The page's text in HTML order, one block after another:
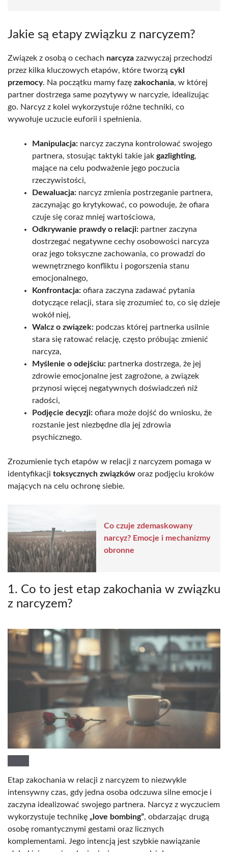
Jakie są etapy związku z narcyzem?
Związek z osobą o cechach narcyza zazwyczaj przechodzi
przez kilka kluczowych etapów, które tworzą cykl
przemocy. Na początku mamy fazę zakochania, w której
partner dostrzega same pozytywy w narcyzie, idealizując
go. Narcyz z kolei wykorzystuje różne techniki, co
wywołuje uczucie euforii i spełnienia.
Manipulacja: narcyz zaczyna kontrolować swojego
partnera, stosując taktyki takie jak gazlighting,
mające na celu podważenie jego poczucia
rzeczywistości,
Dewaluacja: narcyz zmienia postrzeganie partnera,
zaczynając go krytykować, co powoduje, że ofiara
czuje się coraz mniej wartościowa,
Odkrywanie prawdy o relacji: partner zaczyna
dostrzegać negatywne cechy osobowości narcyza
oraz jego toksyczne zachowania, co prowadzi do
wewnętrznego konfliktu i pogorszenia stanu
emocjonalnego,
Konfrontacja: ofiara zaczyna zadawać pytania
dotyczące relacji, stara się zrozumieć to, co się dzieje
wokół niej,
Walcz o związek: podczas której partnerka usilnie
stara się ratować relację, często próbując zmienić
narcyza,
Myślenie o odejściu: partnerka dostrzega, że jej
zdrowie emocjonalne jest zagrożone, a związek
przynosi więcej negatywnych doświadczeń niż
radości,
Podjęcie decyzji: ofiara może dojść do wniosku, że
rozstanie jest niezbędne dla jej zdrowia
psychicznego.
Zrozumienie tych etapów w relacji z narcyzem pomaga w
identyfikacji toksycznych związków oraz podjęciu kroków
mających na celu ochronę siebie.
Co czuje zdemaskowany
narcyz? Emocje i mechanizmy
obronne
1. Co to jest etap zakochania w związku
z narcyzem?
Etap zakochania w relacji z narcyzem to niezwykle
intensywny czas, gdy jedna osoba odczuwa silne emocje i
zaczyna idealizować swojego partnera. Narcyz z wyczuciem
wykorzystuje technikę „love bombing”, obdarzając drugą
osobę romantycznymi gestami oraz licznych
komplementami. Jego intencją jest szybkie nawiązanie